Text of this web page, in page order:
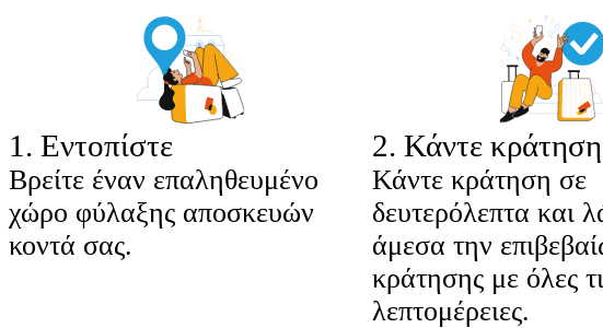
1 . Εντοπίστε
Βρείτε έναν επαληθευμένο
χώρο φύλαξης αποσκευών
κοντά σας.
2. Κάντε
Κάντε κράτηση σε
δευτερόλεπτα και
άμεσα την
κράτησης με όλες
λεπτομέρειες.